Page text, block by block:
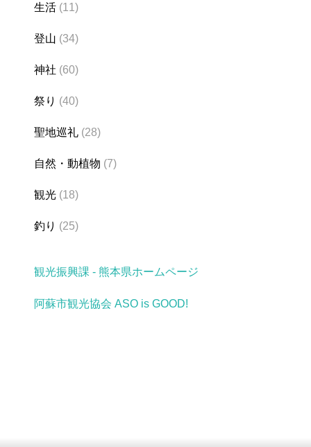
生活 (11)
登山 (34)
神社 (60)
祭り (40)
聖地巡礼 (28)
自然・動植物 (7)
観光 (18)
釣り (25)
観光振興課 - 熊本県ホームページ
阿蘇市観光協会 ASO is GOOD!